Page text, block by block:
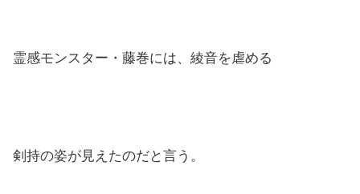
霊感モンスター・藤巻には、綾音を虐める
剣持の姿が見えたのだと言う。